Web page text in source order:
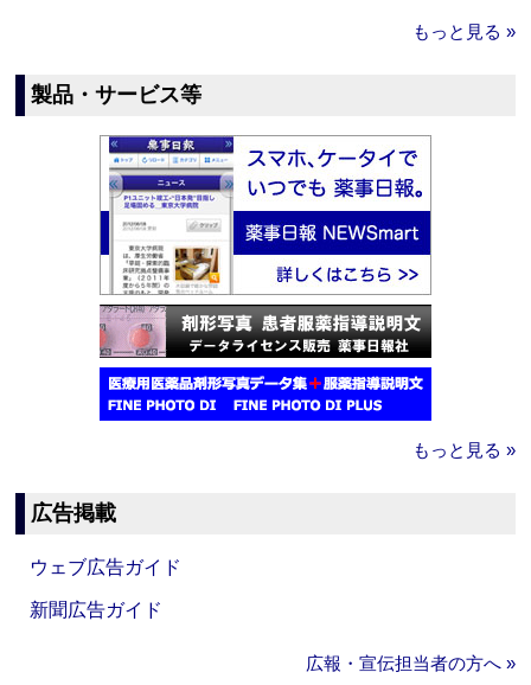
もっと見る »
製品・サービス等
もっと見る »
広告掲載
ウェブ広告ガイド
新聞広告ガイド
広報・宣伝担当者の方へ »